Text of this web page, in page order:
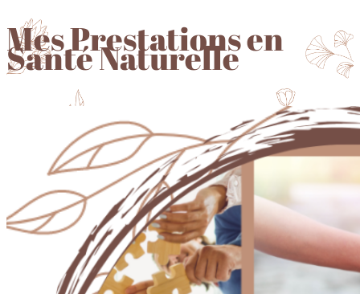
Mes Prestations en
Santé Naturelle